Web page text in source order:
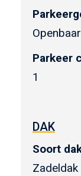
Parkeer
1
DAK
Soort
Zadeldak